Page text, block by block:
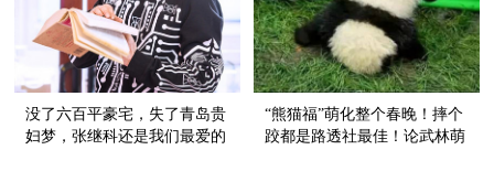
没了六百平豪宅，失了青岛贵
妇梦，张继科还是我们最爱的
“熊猫福”萌化整个春晚！摔个
跤都是路透社最佳！论武林萌